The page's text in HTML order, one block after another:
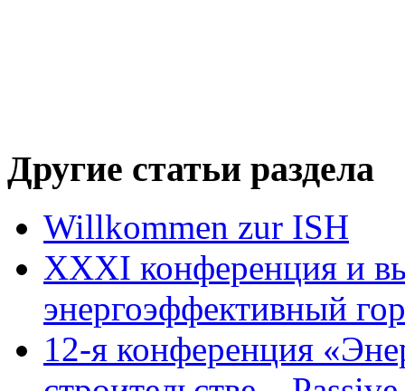
Другие статьи раздела
Willkommen zur ISH
XXXI конференция и
энергоэффективный
12-я конференция